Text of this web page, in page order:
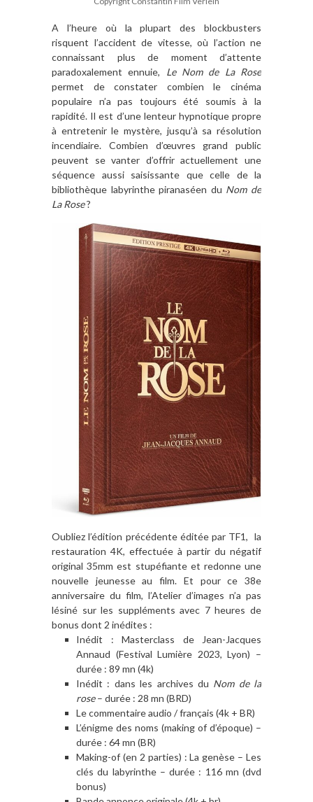
A l’heure où la plupart des blockbusters
risquent l’accident de vitesse, où l’action ne
connaissant plus de moment d’attente
paradoxalement ennuie, Le Nom de La Rose
permet de constater combien le cinéma
populaire n’a pas toujours été soumis à la
rapidité. Il est d’une lenteur hypnotique propre
à entretenir le mystère, jusqu’à sa résolution
incendiaire. Combien d’œuvres grand public
peuvent se vanter d’offrir actuellement une
séquence aussi saisissante que celle de la
bibliothèque labyrinthe piranaséen du Nom de
La Rose?
Oubliez l’édition précédente éditée par TF1, la
restauration 4K, effectuée à partir du négatif
original 35mm est stupéfiante et redonne une
nouvelle jeunesse au film. Et pour ce 38e
anniversaire du film, l’Atelier d’images n’a pas
lésiné sur les suppléments avec 7 heures de
bonus dont 2 inédites :
Inédit : Masterclass de Jean-Jacques
Annaud (Festival Lumière 2023, Lyon) –
durée : 89 mn (4k)
Inédit : dans les archives du Nom de la
rose– durée : 28 mn (BRD)
Le commentaire audio / français (4k + BR)
L’énigme des noms (making of d’époque) –
durée : 64 mn (BR)
Making-of (en 2 parties) : La genèse – Les
clés du labyrinthe – durée : 116 mn (dvd
bonus)